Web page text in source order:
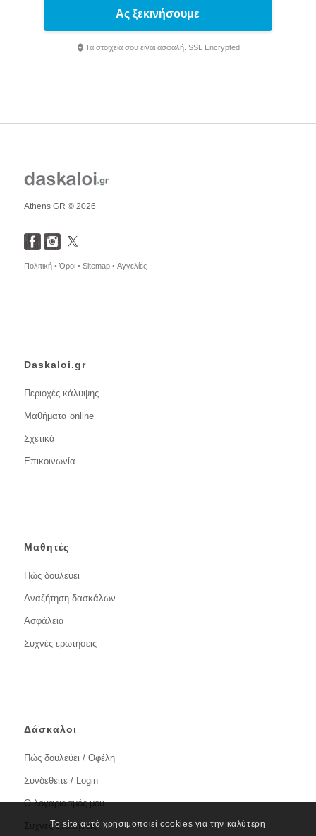
Ας ξεκινήσουμε
Τα στοιχεία σου είναι ασφαλή. SSL Encrypted
Athens GR © 2026
Πολιτική •Όροι • Sitemap • Αγγελίες
Daskaloi.gr
Περιοχές κάλυψης
Μαθήματα online
Σχετικά
Επικοινωνία
Μαθητές
Πώς δουλεύει
Αναζήτηση δασκάλων
Ασφάλεια
Συχνές ερωτήσεις
Δάσκαλοι
Πώς δουλεύει / Οφέλη
Συνδεθείτε / Login
Ο λογαριασμός μου
Συχνές ερωτήσεις
Το site αυτό χρησιμοποιεί cookies για την καλύτερη